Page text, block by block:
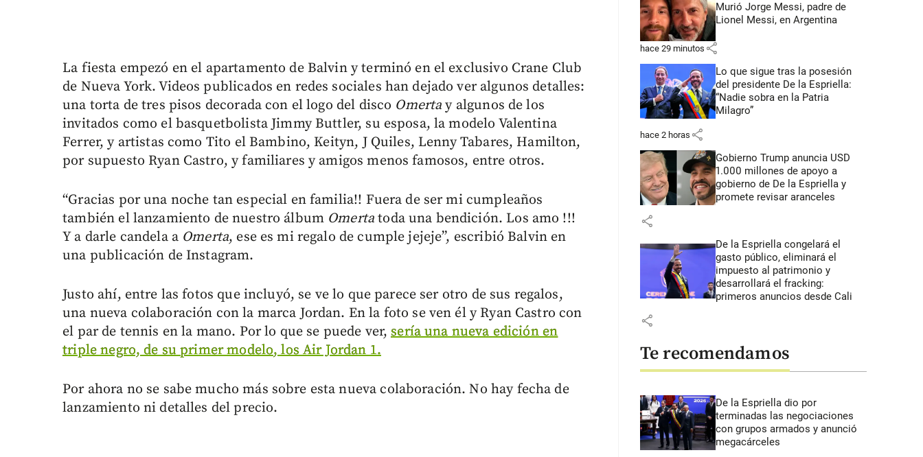
La fiesta empezó en el apartamento de Balvin y terminó en el exclusivo Crane Club
de Nueva York. Videos publicados en redes sociales han dejado ver algunos detalles:
una torta de tres pisos decorada con el logo del disco Omerta y algunos de los
invitados como el basquetbolista Jimmy Buttler, su esposa, la modelo Valentina
Ferrer, y artistas como Tito el Bambino, Keityn, J Quiles, Lenny Tabares, Hamilton,
por supuesto Ryan Castro, y familiares y amigos menos famosos, entre otros.
“Gracias por una noche tan especial en familia!! Fuera de ser mi cumpleaños
también el lanzamiento de nuestro álbum Omerta toda una bendición. Los amo !!!
Y a darle candela a Omerta, ese es mi regalo de cumple jejeje”, escribió Balvin en
una publicación de Instagram.
Justo ahí, entre las fotos que incluyó, se ve lo que parece ser otro de sus regalos,
una nueva colaboración con la marca Jordan. En la foto se ven él y Ryan Castro con
el par de tennis en la mano. Por lo que se puede ver,sería una nueva edición en
triple negro, de su primer modelo, los Air Jordan 1.
Por ahora no se sabe mucho más sobre esta nueva colaboración. No hay fecha de
lanzamiento ni detalles del precio.
Murió Jorge Messi, padre de
Lionel Messi, en Argentina
hace 29 minutos share
Lo que sigue tras la posesión
del presidente De la Espriella:
“Nadie sobra en la Patria
Milagro”
hace 2 horas share
Gobierno Trump anuncia USD
1.000 millones de apoyo a
gobierno de De la Espriella y
promete revisar aranceles
share
De la Espriella congelará el
gasto público, eliminará el
impuesto al patrimonio y
desarrollará el fracking:
primeros anuncios desde Cali
share
Te recomendamos
De la Espriella dio por
terminadas las negociaciones
con grupos armados y anunció
megacárceles